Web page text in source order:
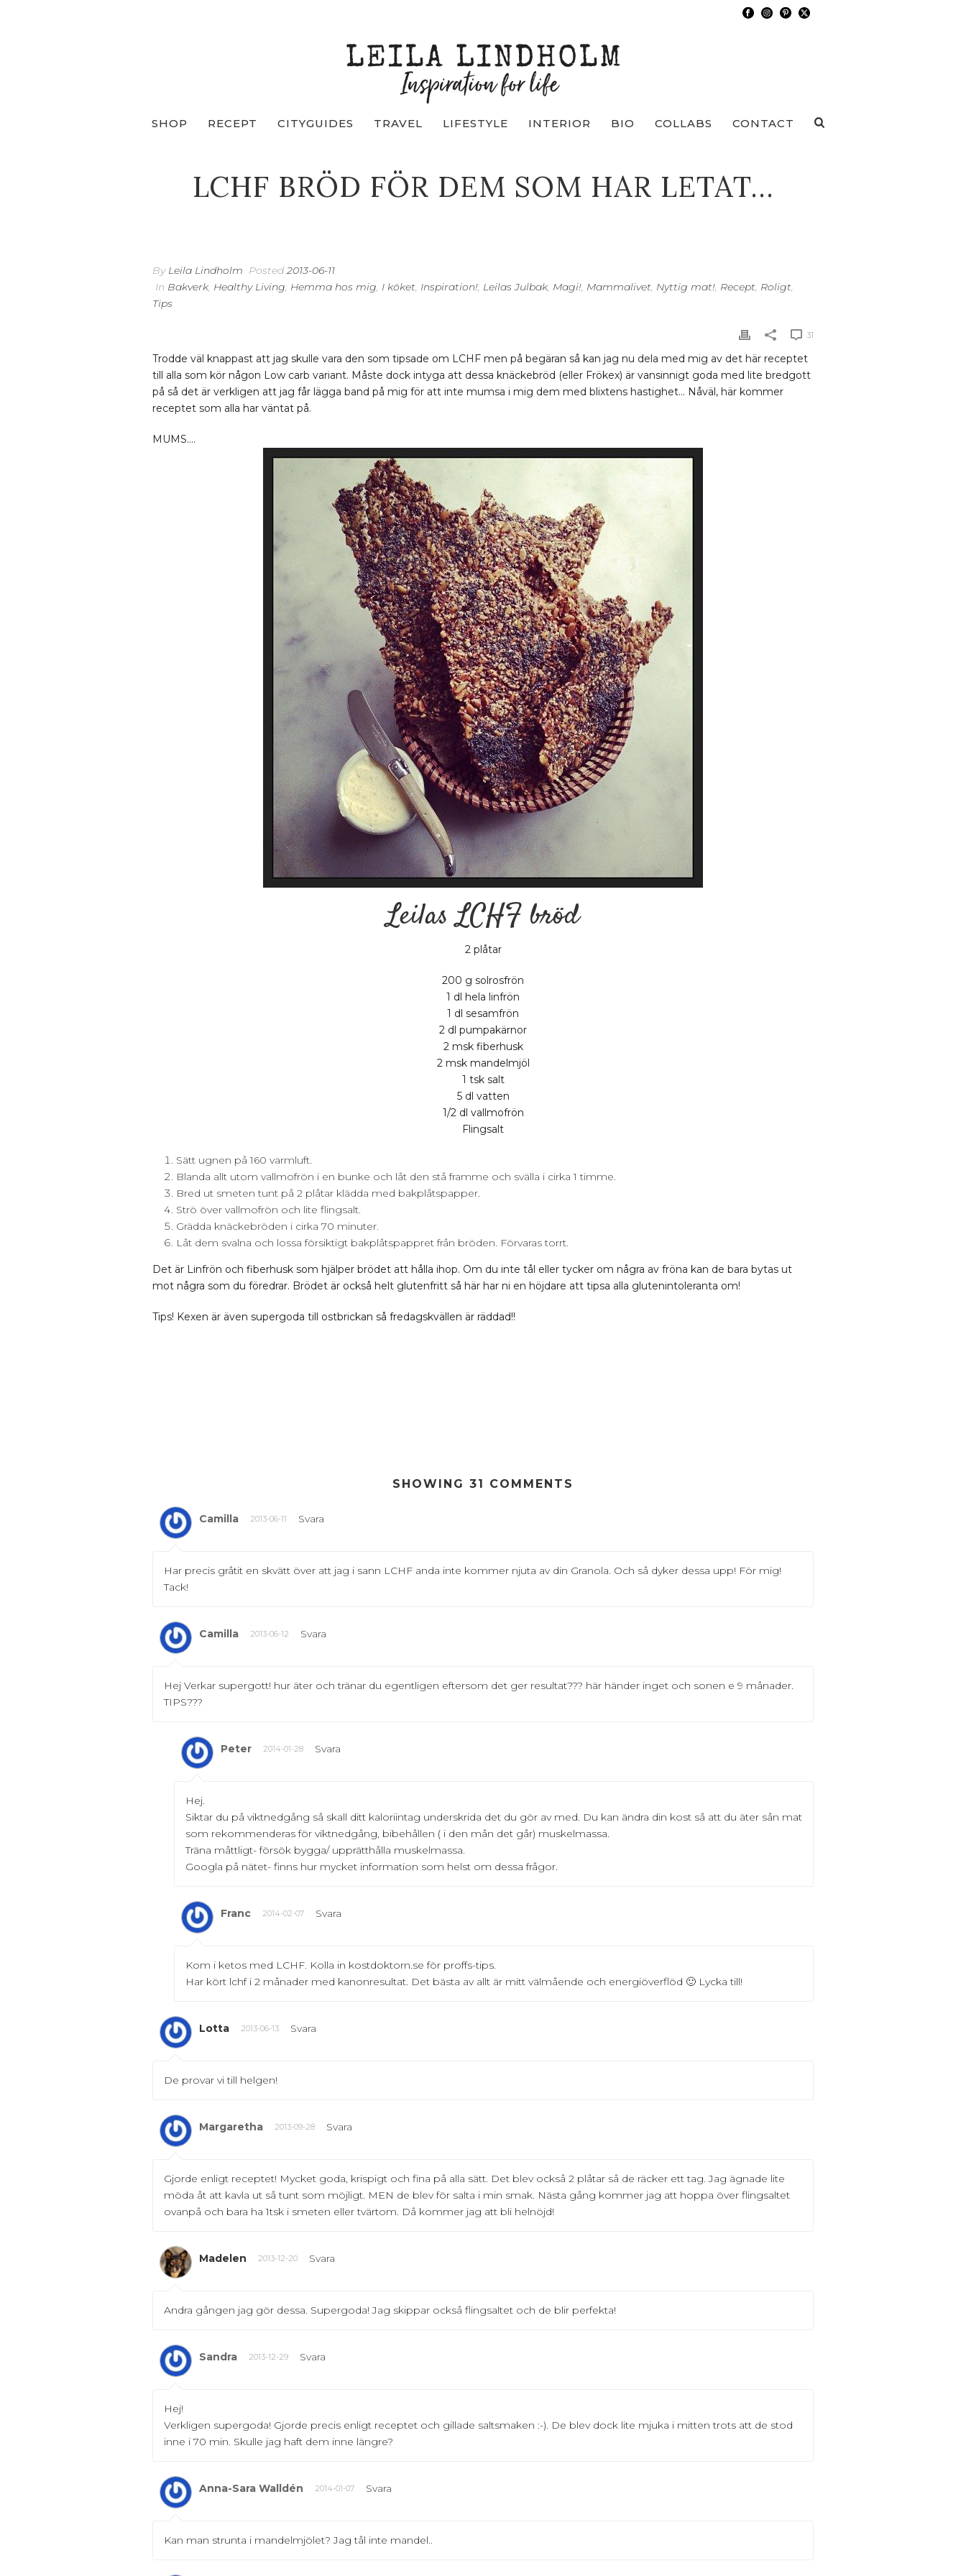
SHOP RECEPT CITYGUIDES TRAVEL LIFESTYLE INTERIOR BIO COLLABS CONTACT
LCHF BRÖD FÖR DEM SOM HAR LETAT…
By Leila Lindholm Posted 2013-06-11
In Bakverk, Healthy Living, Hemma hos mig, I köket, Inspiration!, Leilas Julbak, Magi!, Mammalivet, Nyttig mat!, Recept, Roligt,
Tips
31
Trodde väl knappast att jag skulle vara den som tipsade om LCHF men på begäran så kan jag nu dela med mig av det här receptet
till alla som kör någon Low carb variant. Måste dock intyga att dessa knäckebröd (eller Frökex) är vansinnigt goda med lite bredgott
på så det är verkligen att jag får lägga band på mig för att inte mumsa i mig dem med blixtens hastighet… Nåväl, här kommer
receptet som alla har väntat på.
MUMS….
Leilas LCHF bröd
2 plåtar
200 g solrosfrön
1 dl hela linfrön
1 dl sesamfrön
2 dl pumpakärnor
2 msk fiberhusk
2 msk mandelmjöl
1 tsk salt
5 dl vatten
1/2 dl vallmofrön
Flingsalt
Sätt ugnen på 160 varmluft.
Blanda allt utom vallmofrön i en bunke och låt den stå framme och svälla i cirka 1 timme.
Bred ut smeten tunt på 2 plåtar klädda med bakplåtspapper.
Strö över vallmofrön och lite flingsalt.
Grädda knäckebröden i cirka 70 minuter.
Låt dem svalna och lossa försiktigt bakplåtspappret från bröden. Förvaras torrt.
Det är Linfrön och fiberhusk som hjälper brödet att hålla ihop. Om du inte tål eller tycker om några av fröna kan de bara bytas ut
mot några som du föredrar. Brödet är också helt glutenfritt så här har ni en höjdare att tipsa alla glutenintoleranta om!
Tips! Kexen är även supergoda till ostbrickan så fredagskvällen är räddad!!
SHOWING 31 COMMENTS
Camilla 2013-06-11 Svara
Har precis gråtit en skvätt över att jag i sann LCHF anda inte kommer njuta av din Granola. Och så dyker dessa upp! För mig!
Tack!
Camilla 2013-06-12 Svara
Hej Verkar supergott! hur äter och tränar du egentligen eftersom det ger resultat??? här händer inget och sonen e 9 månader.
TIPS???
Peter 2014-01-28 Svara
Hej.
Siktar du på viktnedgång så skall ditt kaloriintag underskrida det du gör av med. Du kan ändra din kost så att du äter sån mat
som rekommenderas för viktnedgång, bibehållen ( i den mån det går) muskelmassa.
Träna måttligt- försök bygga/ upprätthålla muskelmassa.
Googla på nätet- finns hur mycket information som helst om dessa frågor.
Franc 2014-02-07 Svara
Kom i ketos med LCHF. Kolla in kostdoktorn.se för proffs-tips.
Har kört lchf i 2 månader med kanonresultat. Det bästa av allt är mitt välmående och energiöverflöd 🙂 Lycka till!
Lotta 2013-06-13 Svara
De provar vi till helgen!
Margaretha 2013-09-28 Svara
Gjorde enligt receptet! Mycket goda, krispigt och fina på alla sätt. Det blev också 2 plåtar så de räcker ett tag. Jag ägnade lite
möda åt att kavla ut så tunt som möjligt. MEN de blev för salta i min smak. Nästa gång kommer jag att hoppa över flingsaltet
ovanpå och bara ha 1tsk i smeten eller tvärtom. Då kommer jag att bli helnöjd!
Madelen 2013-12-20 Svara
Andra gången jag gör dessa. Supergoda! Jag skippar också flingsaltet och de blir perfekta!
Sandra 2013-12-29 Svara
Hej!
Verkligen supergoda! Gjorde precis enligt receptet och gillade saltsmaken :-). De blev dock lite mjuka i mitten trots att de stod
inne i 70 min. Skulle jag haft dem inne längre?
Anna-Sara Walldén 2014-01-07 Svara
Kan man strunta i mandelmjölet? Jag tål inte mandel..